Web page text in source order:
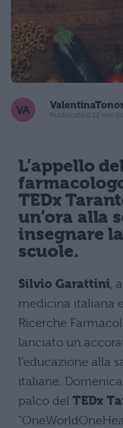
Pubblicato il 12 nov
L’appello
TEDx
un’ora alla
insegnare
scuole.
Silvio Garattini,
medicina italiana
Ricerche
lanciato un
l’educazione alla
italiane.
palco del TEDx